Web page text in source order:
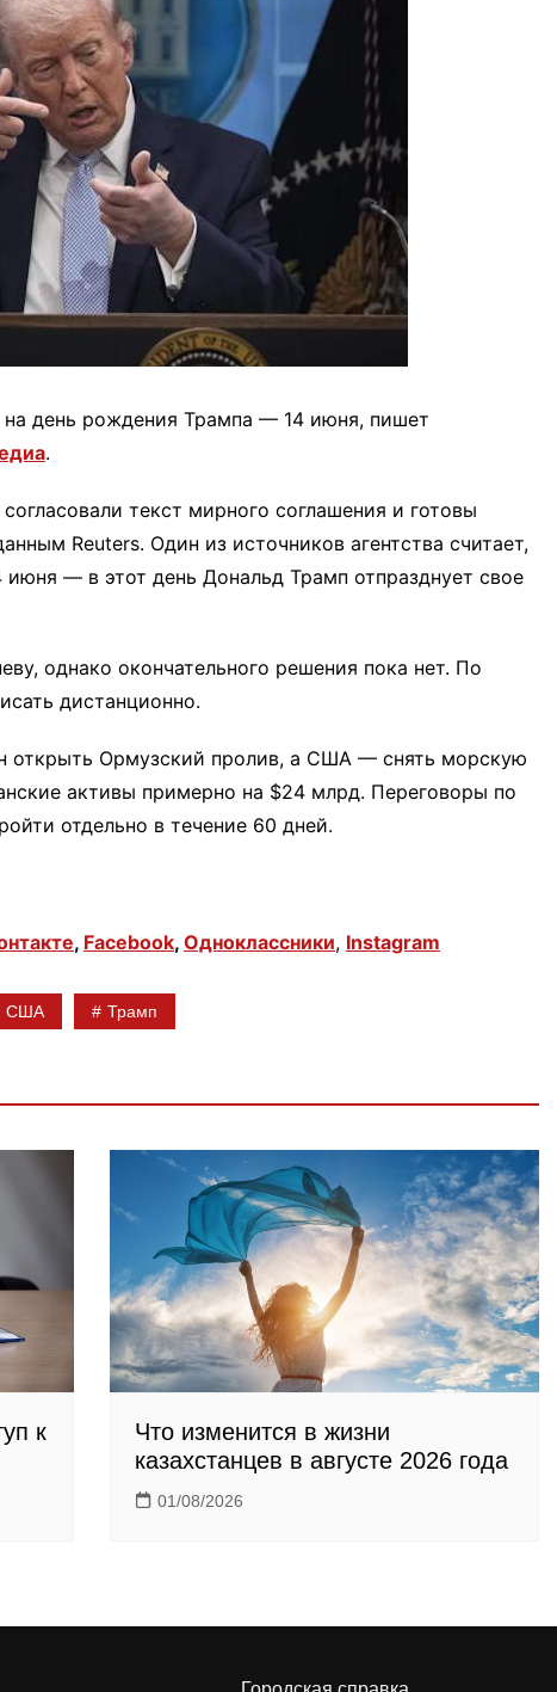
день рождения Трампа — 14 июня, пишет
.
текст мирного соглашения и готовы
Reuters. Один из источников агентства считает,
— в этот день Дональд Трамп отпразднует свое
однако окончательного решения пока нет. По
дистанционно.
открыть Ормузский пролив, а США — снять морскую
активы примерно на $24 млрд. Переговоры по
отдельно в течение 60 дней.
, Facebook, Одноклассники, Instagram
США Трамп
к
Что изменится в жизни
казахстанцев в августе 2026 года
01/08/2026